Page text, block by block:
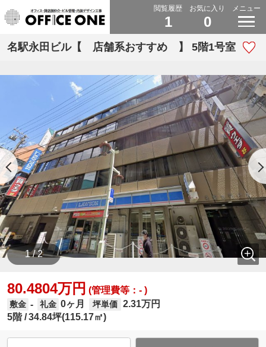
閲覧履歴
1
お気に入り
0
メニュー
名駅永田ビル【 店舗系おすすめ 】 5階1号室
1 / 2
80.4804万円 (管理費等：- )
敷金 - 礼金 0ヶ月 坪単価 2.31万円
5階 34.84坪(115.17㎡)